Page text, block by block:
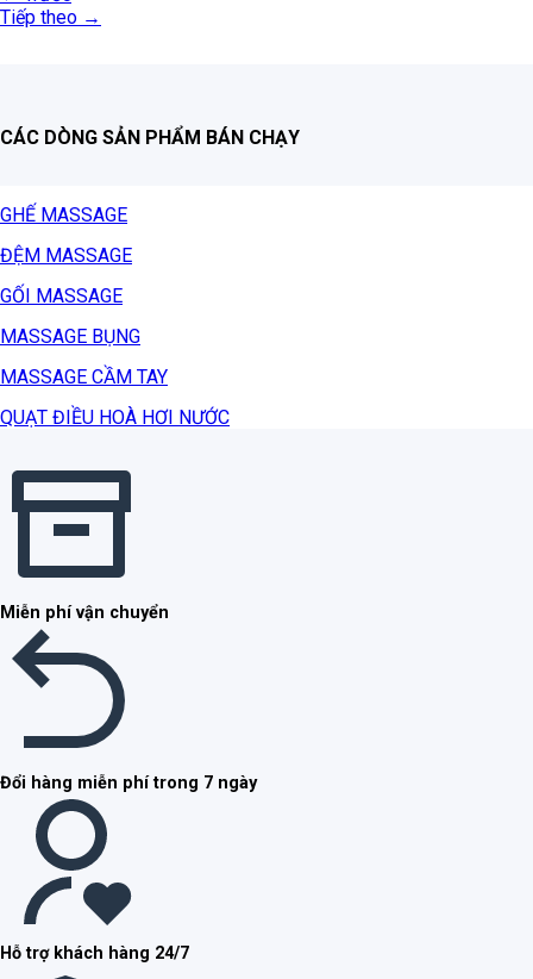
Tiếp theo →
CÁC DÒNG SẢN PHẨM BÁN CHẠY
GHẾ MASSAGE
ĐỆM MASSAGE
GỐI MASSAGE
MASSAGE BỤNG
MASSAGE CẦM TAY
QUẠT ĐIỀU HOÀ HƠI NƯỚC
Miễn phí vận chuyển
Đổi hàng miễn phí trong 7 ngày
Hỗ trợ khách hàng 24/7